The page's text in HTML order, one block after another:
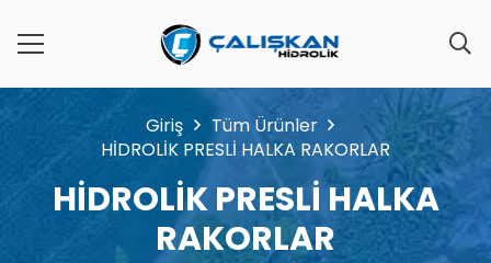
Giriş
Tüm Ürünler
HİDROLİK PRESLİ HALKA RAKORLAR
HİDROLİK PRESLİ HALKA
RAKORLAR